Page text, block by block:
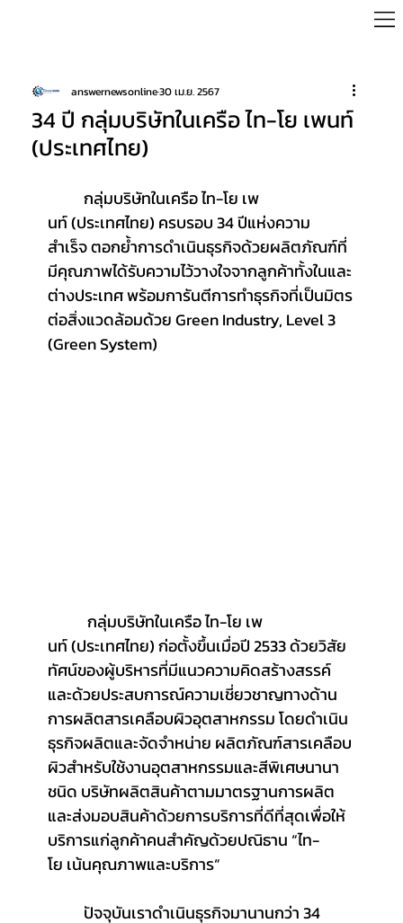
34 ปี กลุ่มบริษัทในเครือ ไท-โย เพนท์
(ประเทศไทย)
answernewsonline30 เม.ย. 2567
	กลุ่มบริษัทในเครือ ไท-โย เพ
นท์ (ประเทศไทย) ครบรอบ 34 ปีแห่งความ
สำเร็จ ตอกย้ำการดำเนินธุรกิจด้วยผลิตภัณฑ์ที่
มีคุณภาพได้รับความไว้วางใจจากลูกค้าทั้งในและ
ต่างประเทศ พร้อมการันตีการทำธุรกิจที่เป็นมิตร
ต่อสิ่งแวดล้อมด้วย Green Industry, Level 3
(Green System)
นท์ (ประเทศไทย) ก่อตั้งขึ้นเมื่อปี 2533 ด้วยวิสัย
ทัศน์ของผู้บริหารที่มีแนวความคิดสร้างสรรค์
และด้วยประสบการณ์ความเชี่ยวชาญทางด้าน
การผลิตสารเคลือบผิวอุตสาหกรรม โดยดำเนิน
ธุรกิจผลิตและจัดจำหน่าย ผลิตภัณฑ์สารเคลือบ
ผิวสำหรับใช้งานอุตสาหกรรมและสีพิเศษนานา
ชนิด บริษัทผลิตสินค้าตามมาตรฐานการผลิต
และส่งมอบสินค้าด้วยการบริการที่ดีที่สุดเพื่อให้
บริการแก่ลูกค้าคนสำคัญด้วยปณิธาน “ไท-
โย เน้นคุณภาพและบริการ”